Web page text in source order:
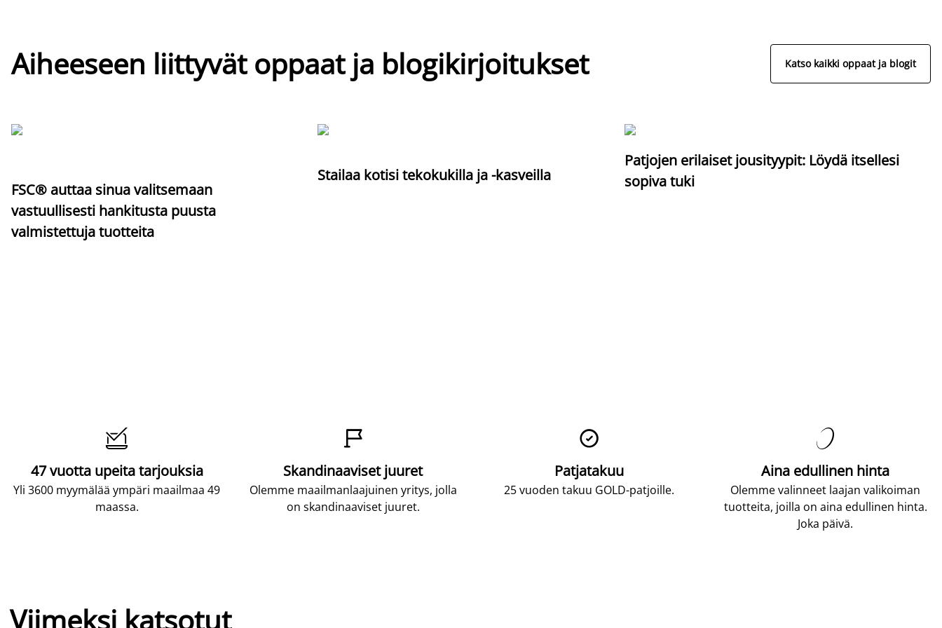
Aiheeseen liittyvät oppaat ja blogikirjoitukset Katso kaikki oppaat ja blogit
FSC® auttaa sinua valitsemaan
vastuullisesti hankitusta puusta
valmistettuja tuotteita
Stailaa kotisi tekokukilla ja -kasveilla
Patjojen erilaiset jousityypit: Löydä itsellesi
sopiva tuki

47 vuotta upeita tarjouksia
Yli 3600 myymälää ympäri maailmaa 49
maassa.

Skandinaaviset juuret
Olemme maailmanlaajuinen yritys, jolla
on skandinaaviset juuret.

Patjatakuu
25 vuoden takuu GOLD-patjoille.

Aina edullinen hinta
Olemme valinneet laajan valikoiman
tuotteita, joilla on aina edullinen hinta.
Joka päivä.
Viimeksi katsotut